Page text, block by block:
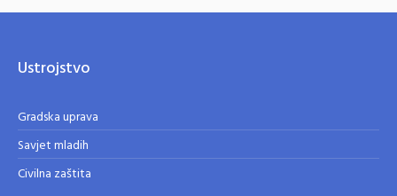
Ustrojstvo
Gradska uprava
Savjet mladih
Civilna zaštita